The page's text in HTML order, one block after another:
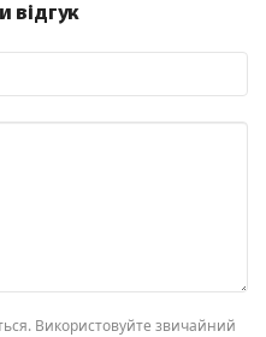
відгук
Використовуйте звичайний